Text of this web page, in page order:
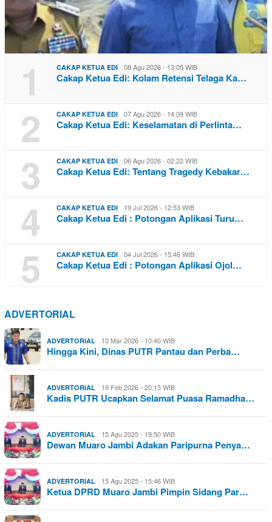
1 CAKAP KETUA EDI 08 Agu 2026 - 13:05 WIB
Cakap Ketua Edi: Kolam Retensi Telaga Ka…
2 CAKAP KETUA EDI 07 Agu 2026 - 14:09 WIB
Cakap Ketua Edi: Keselamatan di Perlinta…
3 CAKAP KETUA EDI 06 Agu 2026 - 02:22 WIB
Cakap Ketua Edi: Tentang Tragedy Kebakar…
4 CAKAP KETUA EDI 19 Jul 2026 - 12:53 WIB
Cakap Ketua Edi : Potongan Aplikasi Turu…
5 CAKAP KETUA EDI 04 Jul 2026 - 15:46 WIB
Cakap Ketua Edi : Potongan Aplikasi Ojol…
ADVERTORIAL
ADVERTORIAL 10 Mar 2026 - 10:40 WIB
Hingga Kini, Dinas PUTR Pantau dan Perba…
ADVERTORIAL 19 Feb 2026 - 20:13 WIB
Kadis PUTR Ucapkan Selamat Puasa Ramadha…
ADVERTORIAL 15 Agu 2025 - 19:50 WIB
Dewan Muaro Jambi Adakan Paripurna Penya…
ADVERTORIAL 15 Agu 2025 - 15:46 WIB
Ketua DPRD Muaro Jambi Pimpin Sidang Par…